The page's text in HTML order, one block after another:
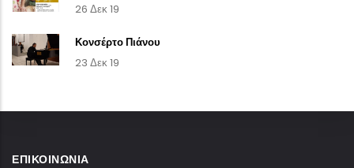
26 Δεκ 19
Κονσέρτο Πιάνου
23 Δεκ 19
ΕΠΙΚΟΙΝΩΝΊΑ